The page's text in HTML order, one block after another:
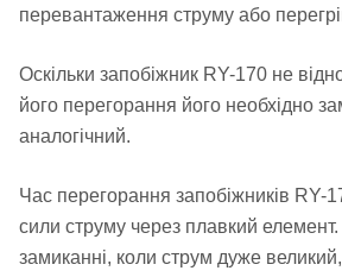
перевантаження струму або
Оскільки запобіжник RY-170 не
його перегорання його необхідно
аналогічний.
Час перегорання запобіжників RY-
сили струму через плавкий
замиканні, коли струм дуже